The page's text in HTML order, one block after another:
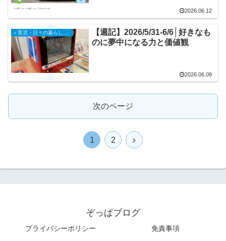
2026.06.12
＜育児・日々の暮らしの記録＞
【週記】2026/5/31-6/6│好きなも
のに夢中になる力と価値観
2026.06.09
次のページ
1 2
次
ぞっぱブログ
プライバシーポリシー 免責事項